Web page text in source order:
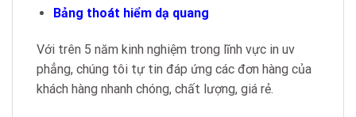
Bảng thoát hiểm dạ quang
Với trên 5 năm kinh nghiệm trong lĩnh vực in uv
phẳng, chúng tôi tự tin đáp ứng các đơn hàng của
khách hàng nhanh chóng, chất lượng, giá rẻ.